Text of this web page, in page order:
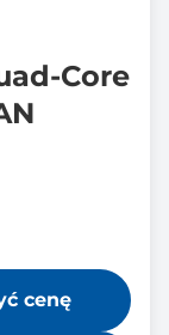
Core
cenę